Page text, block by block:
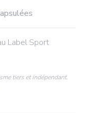
Label Sport
tiers et indépendant.